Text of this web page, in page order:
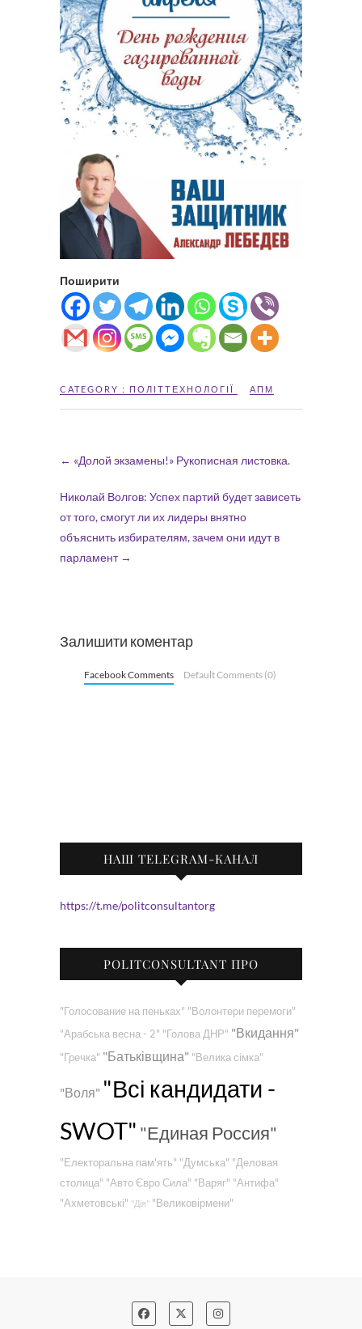
Поширити
CATEGORY : ПОЛІТТЕХНОЛОГІЇ АПМ
← «Долой экзамены!» Рукописная листовка.
Николай Волгов: Успех партий будет зависеть
от того, смогут ли их лидеры внятно
объяснить избирателям, зачем они идут в
парламент →
Залишити коментар
Facebook Comments Default Comments (0)
НАШ TELEGRAM-КАНАЛ
https://t.me/politconsultantorg
POLITCONSULTANT ПРО
"Голосование на пеньках" "Волонтери перемоги"
"Арабська весна - 2" "Голова ДНР" "Вкидання"
"Гречка" "Батьківщина" "Велика сімка"
"Воля" "Всі кандидати -
SWOT" "Единая Россия"
"Електоральна пам'ять" "Думська" "Деловая
столица" "Авто Євро Сила" "Варяг" "Антифа"
"Ахметовські" "Дія" "Великовірмени"